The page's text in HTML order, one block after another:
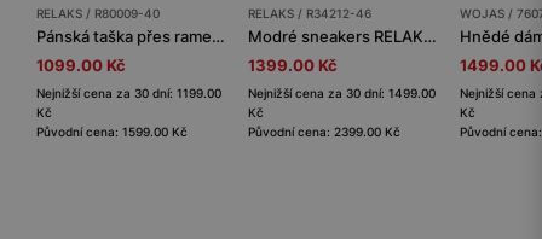
RELAKS / R80009-40
Pánská taška přes rameno z kůže a textilu RELAKS
1099.00 Kč
Nejnižší cena za 30 dní: 1199.00
Kč
Původní cena: 1599.00 Kč
RELAKS / R34212-46
Modré sneakers RELAKS s černými vsadkami
1399.00 Kč
Nejnižší cena za 30 dní: 1499.00
Kč
Původní cena: 2399.00 Kč
WOJAS /
1499.00
Nejnižší cena
Kč
Původní